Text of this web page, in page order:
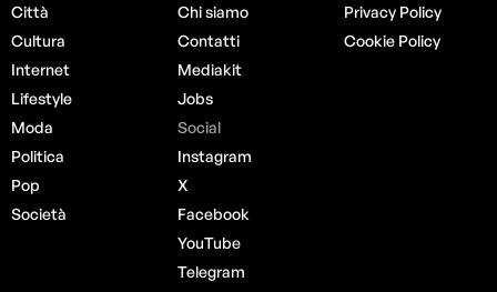
Città
Cultura
Internet
Lifestyle
Moda
Politica
Pop
Società
Chi siamo
Contatti
Mediakit
Jobs
Social
Instagram
X
Facebook
YouTube
Telegram
Privacy Policy
Cookie Policy